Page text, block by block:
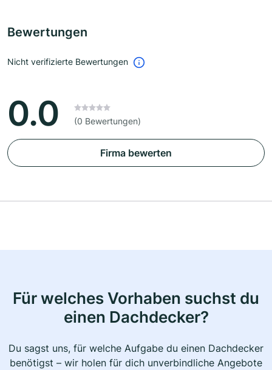
Bewertungen
Nicht verifizierte Bewertungen
0.0 (0 Bewertungen)
Firma bewerten
Für welches Vorhaben suchst du
einen Dachdecker?
Du sagst uns, für welche Aufgabe du einen Dachdecker
benötigst – wir holen für dich unverbindliche Angebote